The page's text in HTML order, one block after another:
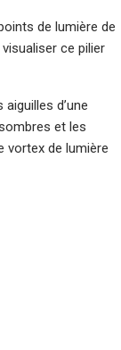
de lumière de
ce pilier
d’une
et les
vortex de lumière